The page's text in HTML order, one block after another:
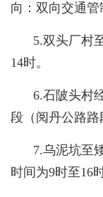
向：双向交通管
5.双头厂村
14时。
6.石陂头村
段（阅丹公路路
7.乌泥坑至
时间为9时至16时